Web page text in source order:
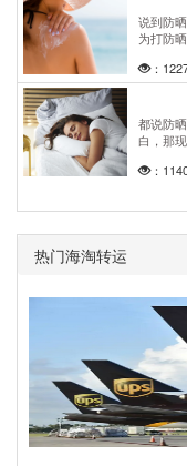
说到防
为打防
：
都说防
白，那
：
热门海淘转运